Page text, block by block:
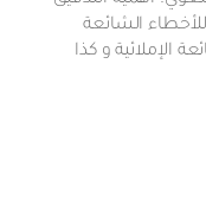
الشائعة
الإملائية و كذا